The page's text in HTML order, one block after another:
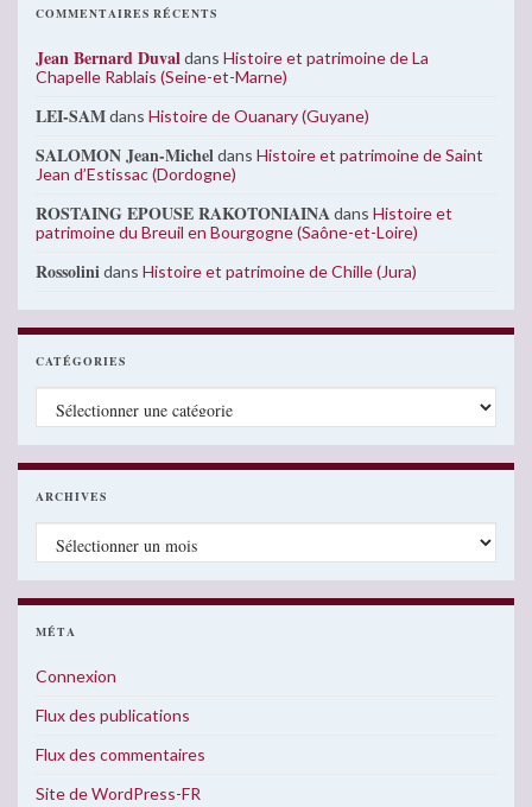
COMMENTAIRES RÉCENTS
Jean Bernard Duvaldans Histoire et patrimoine de La
Chapelle Rablais (Seine-et-Marne)
LEI-SAMdans Histoire de Ouanary (Guyane)
SALOMON Jean-Micheldans Histoire et patrimoine de Saint
Jean d’Estissac (Dordogne)
ROSTAING EPOUSE RAKOTONIAINAdans Histoire et
patrimoine du Breuil en Bourgogne (Saône-et-Loire)
Rossolinidans Histoire et patrimoine de Chille (Jura)
CATÉGORIES
Catégories
ARCHIVES
Archives
MÉTA
Connexion
Flux des publications
Flux des commentaires
Site de WordPress-FR